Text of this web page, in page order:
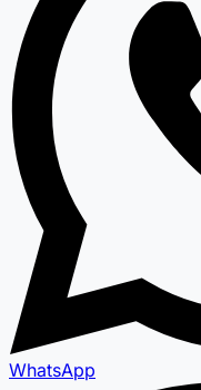
WhatsApp